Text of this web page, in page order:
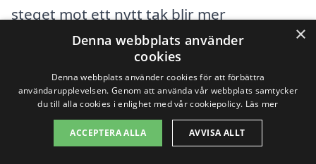
steget mot ett nytt tak blir mer
överkomligt när du är välinformerad och
har tillgång till rätt resurser.
Få 3 erbjudanden, gratis och utan
förpliktelser
×
Denna webbplats använder
cookies
Denna webbplats använder cookies för att förbättra
användarupplevelsen. Genom att använda vår webbplats samtycker
du till alla cookies i enlighet med vår cookiepolicy. Läs mer
ACCEPTERA ALLA AVVISA ALLT